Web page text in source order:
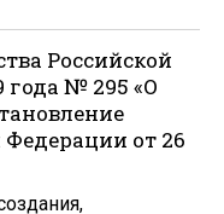
Российской
года № 295 «О
Федерации от 26